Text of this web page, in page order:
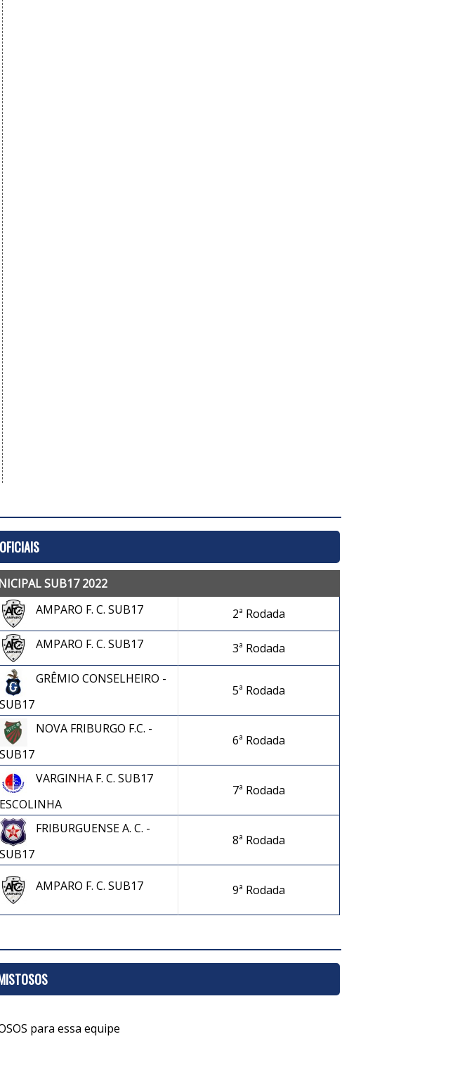
SUB17 2022
AMPARO F. C. SUB17 2ª Rodada
AMPARO F. C. SUB17 3ª Rodada
GRÊMIO CONSELHEIRO -
SUB17
5ª Rodada
NOVA FRIBURGO F.C. -
SUB17
6ª Rodada
VARGINHA F. C. SUB17
ESCOLINHA
7ª Rodada
FRIBURGUENSE A. C. -
SUB17
8ª Rodada
AMPARO F. C. SUB17 9ª Rodada
para essa equipe